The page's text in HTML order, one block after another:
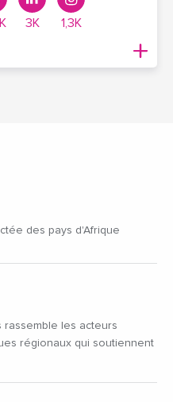
3K 1,3K
des pays d'Afrique
rassemble les acteurs
régionaux qui soutiennent